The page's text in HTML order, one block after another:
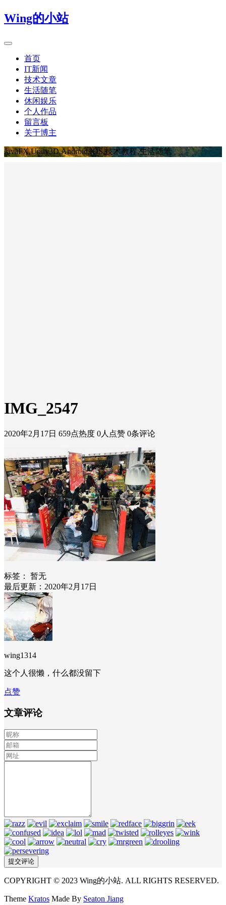
Wing的小站
首页
IT新闻
技术文章
生活随笔
休闲娱乐
个人作品
留言板
关于博主
JavaFX,Unity3D,Android,IOS,技术教程,生活随笔
IMG_2547
2020年2月17日 659点热度 0人点赞 0条评论
标签：
暂无
最后更新：2020年2月17日
wing1314
这个人很懒，什么都没留下
点赞
文章评论
COPYRIGHT © 2023 Wing的小站. ALL RIGHTS RESERVED.
Theme Kratos Made By Seaton Jiang